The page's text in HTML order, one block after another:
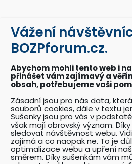
Vážení
BOZPforum.cz.
Abychom mohli tento web i
přinášet vám zajímavý a
obsah, potřebujeme vaši
Zásadní jsou pro nás data,
souborů cookies, dále v textu
Sušenky jsou pro vás v
však mají obrovský význam.
sledovat návštěvnost webu.
zajímá a co naopak ne. To je
optimalizace webu a upření
směrem. Díky sušenkám vám
BOZPkestazeni.cz
Desítky profesionálně
dokumentů a posterů BOZP a
Akce BOZPforum.cz
Přehled pořádaných akcí se
problematiku BOZP.
Katalog odborníků